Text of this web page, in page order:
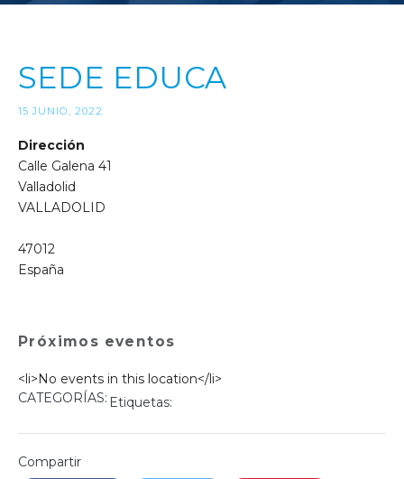
SEDE EDUCA
15 JUNIO, 2022
Dirección
Calle Galena 41
Valladolid
VALLADOLID
47012
España
Próximos eventos
<li>No events in this location</li>
CATEGORÍAS: Etiquetas:
Compartir